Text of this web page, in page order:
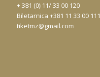
+ 381 (0) 11/ 33 00 120
Biletarnica +381 11 33 00 111
tiketmz@gmail.com